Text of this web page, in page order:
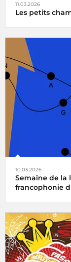
11.03.2026
Les petits
Radio France
national de
et CM2
10.03.2026
Semaine de la
francophonie
Organisée
internationale
langue française
mots.